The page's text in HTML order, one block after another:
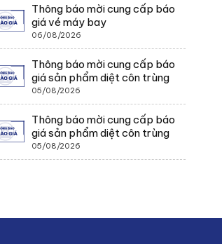
Thông báo mời cung cấp báo
giá vé máy bay
06/08/2026
Thông báo mời cung cấp báo
giá sản phẩm diệt côn trùng
05/08/2026
Thông báo mời cung cấp báo
giá sản phẩm diệt côn trùng
05/08/2026